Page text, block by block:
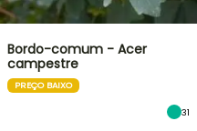
Bordo-comum - Acer
campestre
PREÇO BAIXO
31